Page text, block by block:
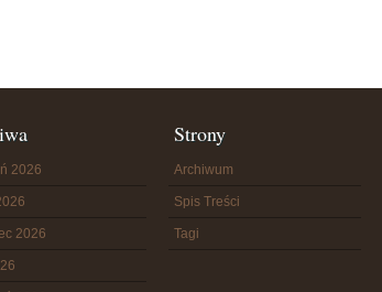
2026
2026
Strony
Archiwum
Spis Treści
Tagi